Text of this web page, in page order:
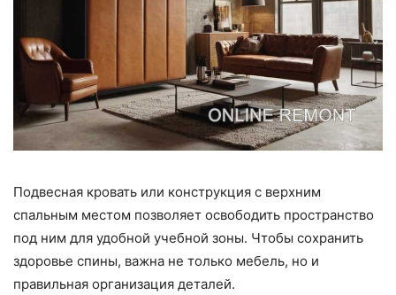
Подвесная кровать или конструкция с верхним
спальным местом позволяет освободить пространство
под ним для удобной учебной зоны. Чтобы сохранить
здоровье спины, важна не только мебель, но и
правильная организация деталей.